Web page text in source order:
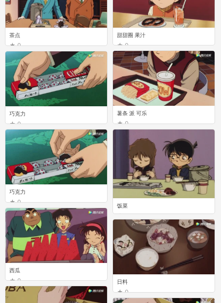
甜甜圈 果汁
0
茶点
0
巧克力
0
薯条 派 可乐
0
西瓜
0 日料
0
巧克力
0 饭菜
0